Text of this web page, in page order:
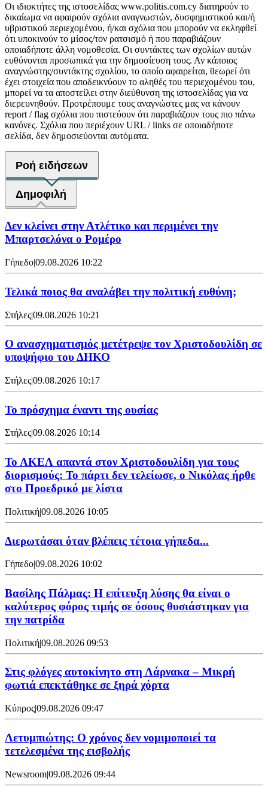
Οι ιδιοκτήτες της ιστοσελίδας www.politis.com.cy διατηρούν το
δικαίωμα να αφαιρούν σχόλια αναγνωστών, δυσφημιστικού και/ή
υβριστικού περιεχομένου, ή/και σχόλια που μπορούν να εκληφθεί
ότι υποκινούν το μίσος/τον ρατσισμό ή που παραβιάζουν
οποιαδήποτε άλλη νομοθεσία. Οι συντάκτες των σχολίων αυτών
ευθύνονται προσωπικά για την δημοσίευση τους. Αν κάποιος
αναγνώστης/συντάκτης σχολίου, το οποίο αφαιρείται, θεωρεί ότι
έχει στοιχεία που αποδεικνύουν το αληθές του περιεχομένου του,
μπορεί να τα αποστείλει στην διεύθυνση της ιστοσελίδας για να
διερευνηθούν. Προτρέπουμε τους αναγνώστες μας να κάνουν
report / flag σχόλια που πιστεύουν ότι παραβιάζουν τους πιο πάνω
κανόνες. Σχόλια που περιέχουν URL / links σε οποιαδήποτε
σελίδα, δεν δημοσιεύονται αυτόματα.
Ροή ειδήσεων
Δημοφιλή
Δεν κλείνει στην Ατλέτικο και περιμένει την
Μπαρτσελόνα ο Ρομέρο
Γήπεδο|09.08.2026 10:22
Τελικά ποιος θα αναλάβει την πολιτική ευθύνη;
Στήλες|09.08.2026 10:21
Ο ανασχηματισμός μετέτρεψε τον Χριστοδουλίδη σε
υποψήφιο του ΔΗΚΟ
Στήλες|09.08.2026 10:17
Το πρόσχημα έναντι της ουσίας
Στήλες|09.08.2026 10:14
Το ΑΚΕΛ απαντά στον Χριστοδουλίδη για τους
διορισμούς: Το πάρτι δεν τελείωσε, ο Νικόλας ήρθε
στο Προεδρικό με λίστα
Πολιτική|09.08.2026 10:05
Διερωτάσαι όταν βλέπεις τέτοια γήπεδα...
Γήπεδο|09.08.2026 10:02
Βασίλης Πάλμας: Η επίτευξη λύσης θα είναι ο
καλύτερος φόρος τιμής σε όσους θυσιάστηκαν για
την πατρίδα
Πολιτική|09.08.2026 09:53
Στις φλόγες αυτοκίνητο στη Λάρνακα – Μικρή
φωτιά επεκτάθηκε σε ξηρά χόρτα
Κύπρος|09.08.2026 09:47
Λετυμπιώτης: Ο χρόνος δεν νομιμοποιεί τα
τετελεσμένα της εισβολής
Newsroom|09.08.2026 09:44